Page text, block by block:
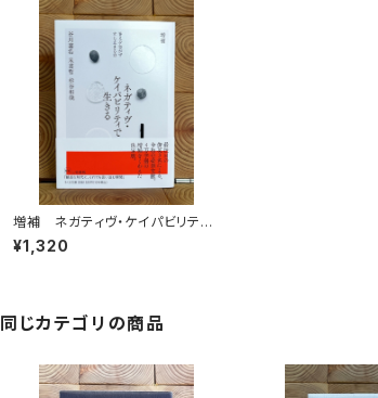
増補 ネガティヴ・ケイパビリティ
で生きる
¥1,320
同じカテゴリの商品